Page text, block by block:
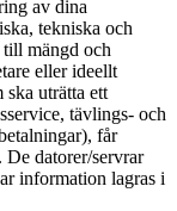
av dina
tekniska och
till mängd och
eller ideellt
ska uträtta ett
tävlings- och
får
datorer/servrar
information lagras i